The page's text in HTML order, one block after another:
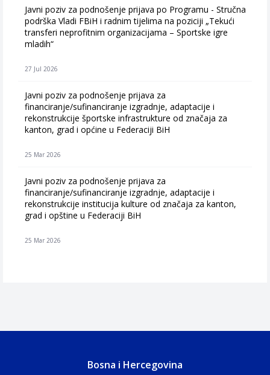
Javni poziv za podnošenje prijava po Programu - Stručna
podrška Vladi FBiH i radnim tijelima na poziciji „Tekući
transferi neprofitnim organizacijama – Sportske igre
mladih“
27 Jul 2026
Javni poziv za podnošenje prijava za
financiranje/sufinanciranje izgradnje, adaptacije i
rekonstrukcije športske infrastrukture od značaja za
kanton, grad i općine u Federaciji BiH
25 Mar 2026
Javni poziv za podnošenje prijava za
financiranje/sufinanciranje izgradnje, adaptacije i
rekonstrukcije institucija kulture od značaja za kanton,
grad i opštine u Federaciji BiH
25 Mar 2026
Bosna i Hercegovina